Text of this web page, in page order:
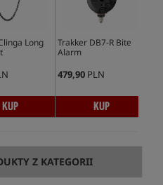
Long
KUP
Trakker DB7-R Bite
Alarm
479,90 PLN
KUP
Z KATEGORII